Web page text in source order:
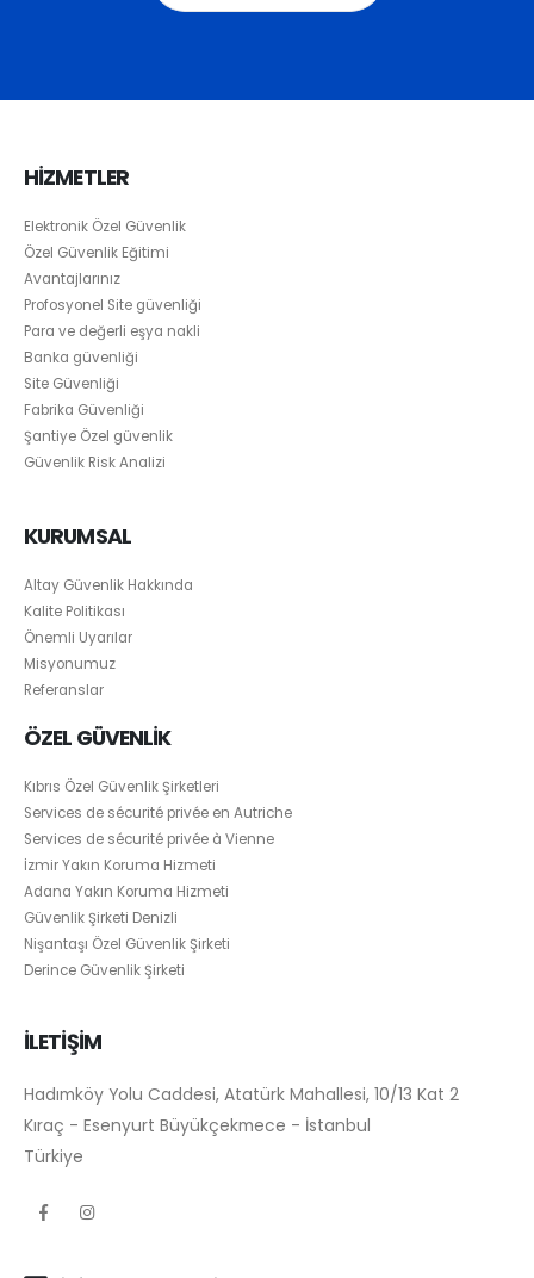
HİZMETLER
Elektronik Özel Güvenlik
Özel Güvenlik Eğitimi
Avantajlarınız
Profosyonel Site güvenliği
Para ve değerli eşya nakli
Banka güvenliği
Site Güvenliği
Fabrika Güvenliği
Şantiye Özel güvenlik
Güvenlik Risk Analizi
KURUMSAL
Altay Güvenlik Hakkında
Kalite Politikası
Önemli Uyarılar
Misyonumuz
Referanslar
ÖZEL GÜVENLİK
Kıbrıs Özel Güvenlik Şirketleri
Services de sécurité privée en Autriche
Services de sécurité privée à Vienne
İzmir Yakın Koruma Hizmeti
Adana Yakın Koruma Hizmeti
Güvenlik Şirketi Denizli
Nişantaşı Özel Güvenlik Şirketi
Derince Güvenlik Şirketi
İLETİŞİM
Hadımköy Yolu Caddesi, Atatürk Mahallesi, 10/13 Kat 2
Kıraç - Esenyurt Büyükçekmece - İstanbul
Türkiye